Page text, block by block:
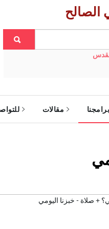
الصالح
برامجنا مقالات